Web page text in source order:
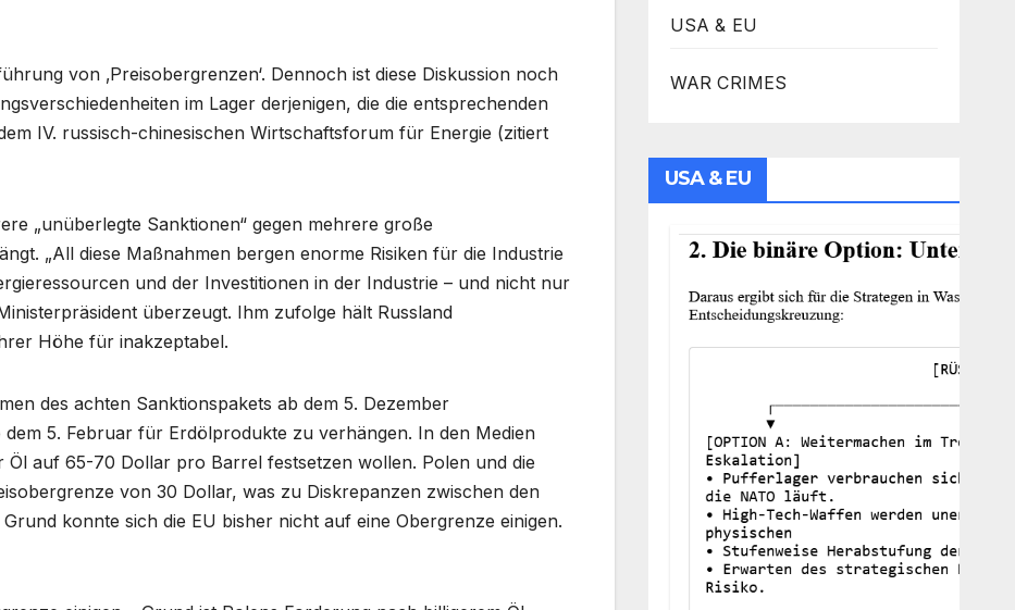
von ‚Preisobergrenzen‘. Dennoch ist diese Diskussion noch
im Lager derjenigen, die die entsprechenden
IV. russisch-chinesischen Wirtschaftsforum für Energie (zitiert
„unüberlegte Sanktionen“ gegen mehrere große
„All diese Maßnahmen bergen enorme Risiken für die Industrie
und der Investitionen in der Industrie – und nicht nur
überzeugt. Ihm zufolge hält Russland
Höhe für inakzeptabel.
des achten Sanktionspakets ab dem 5. Dezember
5. Februar für Erdölprodukte zu verhängen. In den Medien
auf 65-70 Dollar pro Barrel festsetzen wollen. Polen und die
von 30 Dollar, was zu Diskrepanzen zwischen den
konnte sich die EU bisher nicht auf eine Obergrenze einigen.
USA & EU
WAR CRIMES
USA & EU